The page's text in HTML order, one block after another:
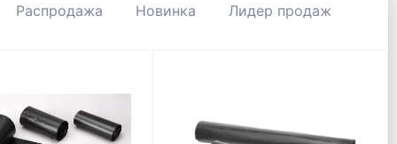
Распродажа Новинка Лидер продаж